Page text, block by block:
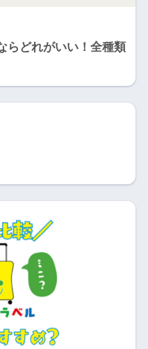
らどれがいい！全種類